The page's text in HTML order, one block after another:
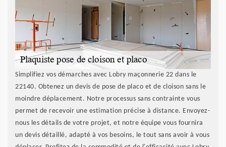
Simplifiez vos démarches avec Lobry maçonnerie 22 dans le
22140. Obtenez un devis de pose de placo et de cloison sans le
moindre déplacement. Notre processus sans contrainte vous
permet de recevoir une estimation précise à distance. Envoyez-
nous les détails de votre projet, et notre équipe vous fournira
un devis détaillé, adapté à vos besoins, le tout sans avoir à vous